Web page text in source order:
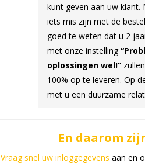
kunt geven aan uw
iets mis zijn met de
goed te weten dat u 2
met onze instelling
oplossingen wel!”
100% op te leveren. Op
met u een duurzame
En daarom
Vraag snel uw inloggegevens aan en